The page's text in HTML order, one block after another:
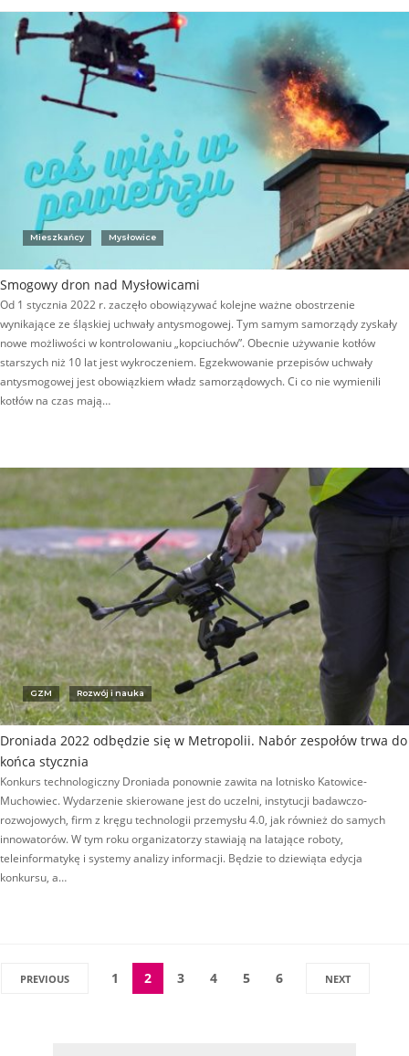
Mieszkańcy Mysłowice
Smogowy dron nad Mysłowicami
Od 1 stycznia 2022 r. zaczęło obowiązywać kolejne ważne obostrzenie
wynikające ze śląskiej uchwały antysmogowej. Tym samym samorządy zyskały
nowe możliwości w kontrolowaniu „kopciuchów”. Obecnie używanie kotłów
starszych niż 10 lat jest wykroczeniem. Egzekwowanie przepisów uchwały
antysmogowej jest obowiązkiem władz samorządowych. Ci co nie wymienili
kotłów na czas mają…
GZM Rozwój i nauka
Droniada 2022 odbędzie się w Metropolii. Nabór zespołów trwa do
końca stycznia
Konkurs technologiczny Droniada ponownie zawita na lotnisko Katowice-
Muchowiec. Wydarzenie skierowane jest do uczelni, instytucji badawczo-
rozwojowych, firm z kręgu technologii przemysłu 4.0, jak również do samych
innowatorów. W tym roku organizatorzy stawiają na latające roboty,
teleinformatykę i systemy analizy informacji. Będzie to dziewiąta edycja
konkursu, a…
PREVIOUS 1 2 3 4 5 6 NEXT